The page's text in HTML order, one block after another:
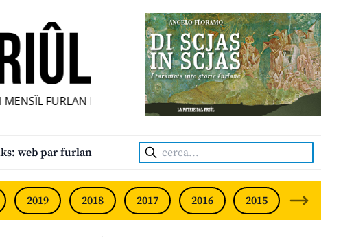
MENSÎL FURLAN INDIPENDENT • INDEPENDENT FRIULIAN
web par furlan Cerca:
2019 2018 2017 2016 2015 2014